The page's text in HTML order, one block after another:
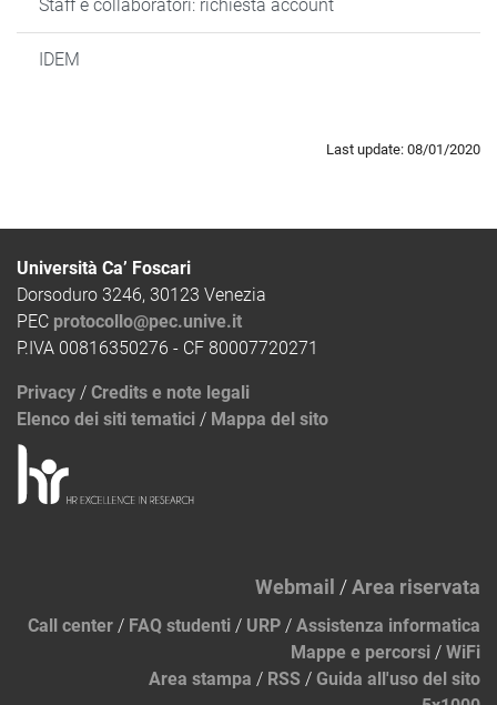
Staff e collaboratori: richiesta account
IDEM
Last update: 08/01/2020
Università Ca’ Foscari
Dorsoduro 3246, 30123 Venezia
PEC protocollo@pec.unive.it
P.IVA 00816350276 - CF 80007720271
Privacy / Credits e note legali
Elenco dei siti tematici / Mappa del sito
Webmail /Area riservata
Call center / FAQ studenti / URP / Assistenza informatica
Mappe e percorsi / WiFi
Area stampa / RSS / Guida all'uso del sito